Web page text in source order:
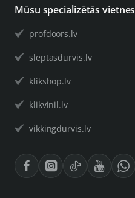
Mūsu specializētās vietnes
profdoors.lv
sleptasdurvis.lv
klikshop.lv
klikvinil.lv
vikkingdurvis.lv